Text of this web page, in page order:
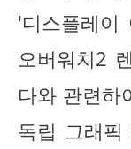
'디스플레이
오버워치2
다와 관련하
독립 그래픽